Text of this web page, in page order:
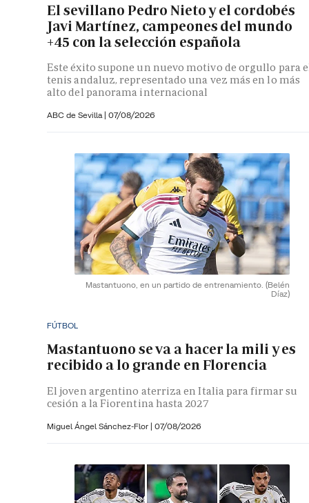
El sevillano Pedro Nieto y el cordobés
Javi Martínez, campeones del mundo
+45 con la selección española
Este éxito supone un nuevo motivo de orgullo para
tenis andaluz, representado una vez más en lo más
alto del panorama internacional
ABC de Sevilla | 07/08/2026
Mastantuono, en un partido de entrenamiento. (Belén
Díaz)
FÚTBOL
Mastantuono se va a hacer la mili y es
recibido a lo grande en Florencia
El joven argentino aterriza en Italia para firmar su
cesión a la Fiorentina hasta 2027
Miguel Ángel Sánchez-Flor | 07/08/2026